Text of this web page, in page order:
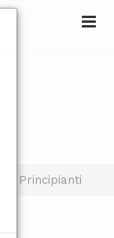
Principianti